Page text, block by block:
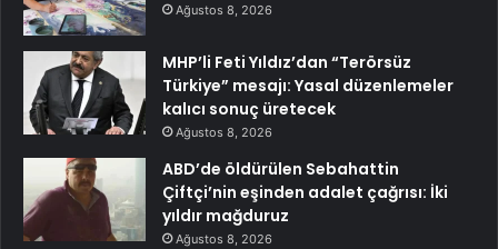
Ağustos 8, 2026
MHP’li Feti Yıldız’dan “Terörsüz
Türkiye” mesajı: Yasal düzenlemeler
kalıcı sonuç üretecek
Ağustos 8, 2026
ABD’de öldürülen Sebahattin
Çiftçi’nin eşinden adalet çağrısı: İki
yıldır mağduruz
Ağustos 8, 2026